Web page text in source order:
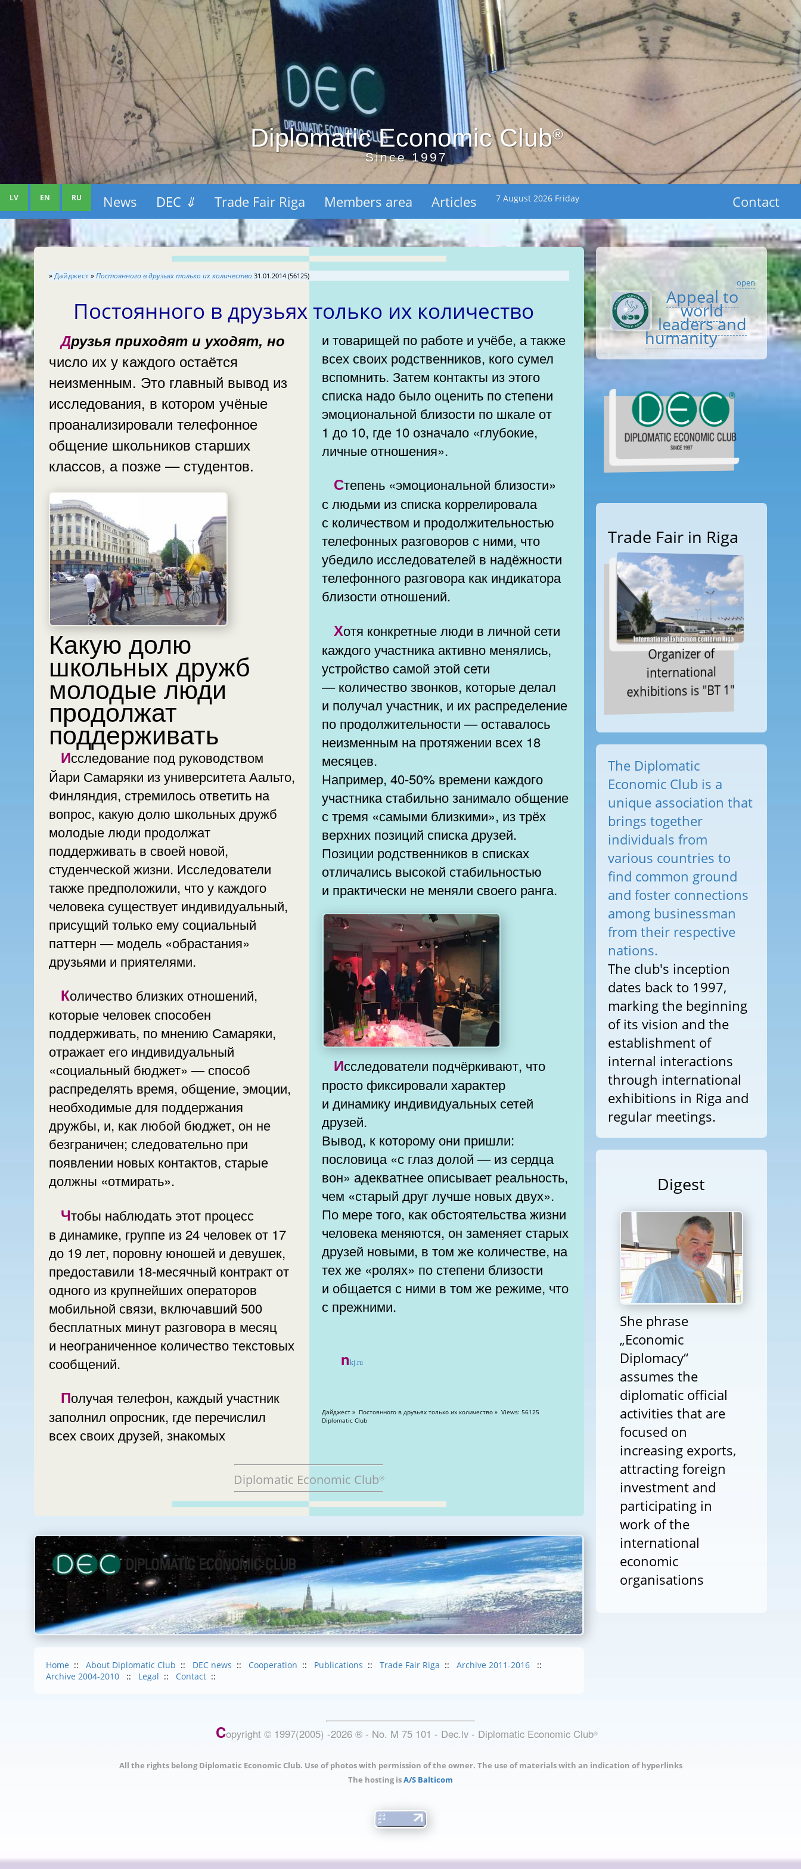
Diplomatic Economic Club®
Since 1997
LV EN RU News DEC ⇓ Trade Fair Riga Members area Articles 7 August 2026 Friday Contact
»Дайджест»Постоянного в друзьях только их количество 31.01.2014 (56125)
Постоянного в друзьях только их количество
Друзья приходят и уходят, но
число их у каждого остаётся
неизменным. Это главный вывод из
исследования, в котором учёные
проанализировали телефонное
общение школьников старших
классов, а позже — студентов.
Какую долю
школьных дружб
молодые люди
продолжат
поддерживать
Исследование под руководством
Йари Самаряки из университета Аальто,
Финляндия, стремилось ответить на
вопрос, какую долю школьных дружб
молодые люди продолжат
поддерживать в своей новой,
студенческой жизни. Исследователи
также предположили, что у каждого
человека существует индивидуальный,
присущий только ему социальный
паттерн — модель «обрастания»
друзьями и приятелями.
Количество близких отношений,
которые человек способен
поддерживать, по мнению Самаряки,
отражает его индивидуальный
«социальный бюджет» — способ
распределять время, общение, эмоции,
необходимые для поддержания
дружбы, и, как любой бюджет, он не
безграничен; следовательно при
появлении новых контактов, старые
должны «отмирать».
Чтобы наблюдать этот процесс
в динамике, группе из 24 человек от 17
до 19 лет, поровну юношей и девушек,
предоставили 18-месячный контракт от
одного из крупнейших операторов
мобильной связи, включавший 500
бесплатных минут разговора в месяц
и неограниченное количество текстовых
сообщений.
Получая телефон, каждый участник
заполнил опросник, где перечислил
всех своих друзей, знакомых
и товарищей по работе и учёбе, а также
всех своих родственников, кого сумел
вспомнить. Затем контакты из этого
списка надо было оценить по степени
эмоциональной близости по шкале от
1 до 10, где 10 означало «глубокие,
личные отношения».
Степень «эмоциональной близости»
с людьми из списка коррелировала
с количеством и продолжительностью
телефонных разговоров с ними, что
убедило исследователей в надёжности
телефонного разговора как индикатора
близости отношений.
Хотя конкретные люди в личной сети
каждого участника активно менялись,
устройство самой этой сети
— количество звонков, которые делал
и получал участник, и их распределение
по продолжительности — оставалось
неизменным на протяжении всех 18
месяцев.
Например, 40-50% времени каждого
участника стабильно занимало общение
с тремя «самыми близкими», из трёх
верхних позиций списка друзей.
Позиции родственников в списках
отличались высокой стабильностью
и практически не меняли своего ранга.
Исследователи подчёркивают, что
просто фиксировали характер
и динамику индивидуальных сетей
друзей.
Вывод, к которому они пришли:
пословица «с глаз долой — из сердца
вон» адекватнее описывает реальность,
чем «старый друг лучше новых двух».
По мере того, как обстоятельства жизни
человека меняются, он заменяет старых
друзей новыми, в том же количестве, на
тех же «ролях» по степени близости
и общается с ними в том же режиме, что
с прежними.
nkj.ru
Дайджест » Постоянного в друзьях только их количество » Views: 56125
Diplomatic Club
Diplomatic Economic Club®
Home :: About Diplomatic Club :: DEC news :: Cooperation :: Publications :: Trade Fair Riga :: Archive 2011-2016
::
Archive 2004-2010
:: Legal :: Contact ::
open
Appeal to
world
leaders and
humanity
Trade Fair in Riga
Organizer of
international
exhibitions is "BT 1"
The Diplomatic
Economic Club is a
unique association that
brings together
individuals from
various countries to
find common ground
and foster connections
among businessman
from their respective
nations.
The club's inception
dates back to 1997,
marking the beginning
of its vision and the
establishment of
internal interactions
through international
exhibitions in Riga and
regular meetings.
Digest
She phrase
„Economic
Diplomacy“
assumes the
diplomatic official
activities that are
focused on
increasing exports,
attracting foreign
investment and
participating in
work of the
international
economic
organisations
Copyright © 1997(2005) -2026 ®- No. M 75 101 - Dec.lv - Diplomatic Economic Club®
All the rights belong Diplomatic Economic Club. Use of photos with permission of the owner. The use of materials with an indication of hyperlinks
The hosting isA/S Balticom